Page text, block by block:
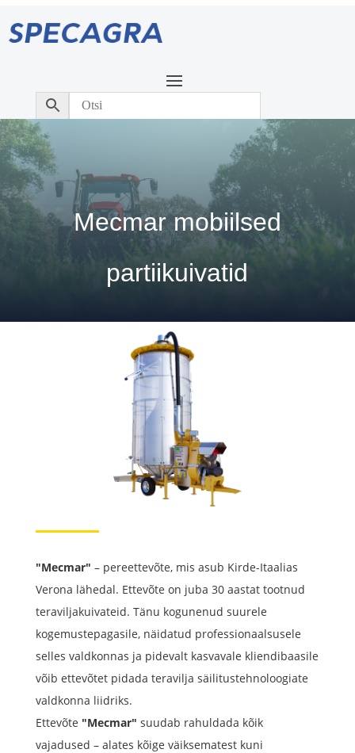
Mecmar mobiilsed
partiikuivatid
"Mecmar" – pereettevõte, mis asub Kirde-Itaalias
Verona lähedal. Ettevõte on juba 30 aastat tootnud
teraviljakuivateid. Tänu kogunenud suurele
kogemustepagasile, näidatud professionaalsusele
selles valdkonnas ja pidevalt kasvavale kliendibaasile
võib ettevõtet pidada teravilja säilitustehnoloogiate
valdkonna liidriks.
Ettevõte "Mecmar" suudab rahuldada kõik
vajadused – alates kõige väiksematest kuni